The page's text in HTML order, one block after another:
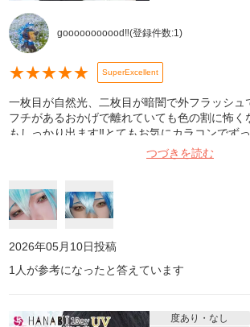
gooooooooood‼️(登録件数:1)
★★★★★ SuperExcellent
一枚目が自然光、二枚目が暗闇で外フラッシュ
フチがあるおかげで離れていても色の割に怖く
もしっかり出ます‼️とてもお気にカラコンでず
つづきを読む
2026年05月10日投稿
1 人が参考になったと答えています
度あり・なし